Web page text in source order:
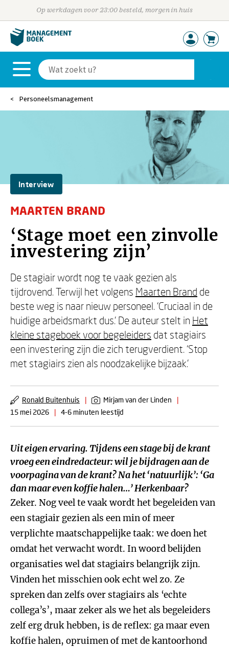
Op werkdagen voor 23:00 besteld, morgen in huis
Personeelsmanagement
Interview
MAARTEN BRAND
‘Stage moet een zinvolle
investering zijn’
De stagiair wordt nog te vaak gezien als
tijdrovend. Terwijl het volgens Maarten Brand de
beste weg is naar nieuw personeel. ‘Cruciaal in de
huidige arbeidsmarkt dus.’ De auteur stelt in Het
kleine stageboek voor begeleiders dat stagiairs
een investering zijn die zich terugverdient. ‘Stop
met stagiairs zien als noodzakelijke bijzaak.’
Ronald Buitenhuis | Mirjam van der Linden
|
15 mei 2026
| 4-6 minuten leestijd
Uit eigen ervaring. Tijdens een stage bij de krant
vroeg een eindredacteur: wil je bijdragen aan de
voorpagina van de krant? Na het ‘natuurlijk’: ‘Ga
dan maar even koffie halen…’ Herkenbaar?
Zeker. Nog veel te vaak wordt het begeleiden van
een stagiair gezien als een min of meer
verplichte maatschappelijke taak: we doen het
omdat het verwacht wordt. In woord belijden
organisaties wel dat stagiairs belangrijk zijn.
Vinden het misschien ook echt wel zo. Ze
spreken dan zelfs over stagiairs als ‘echte
collega’s’, maar zeker als we het als begeleiders
zelf erg druk hebben, is de reflex: ga maar even
koffie halen, opruimen of met de kantoorhond